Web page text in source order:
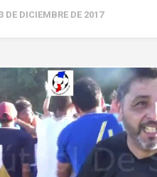
DE DICIEMBRE DE 2017